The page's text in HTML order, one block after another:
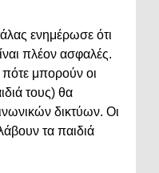
ενημέρωσε ότι
πλέον ασφαλές.
μπορούν οι
τους) θα
δικτύων. Οι
τα παιδιά